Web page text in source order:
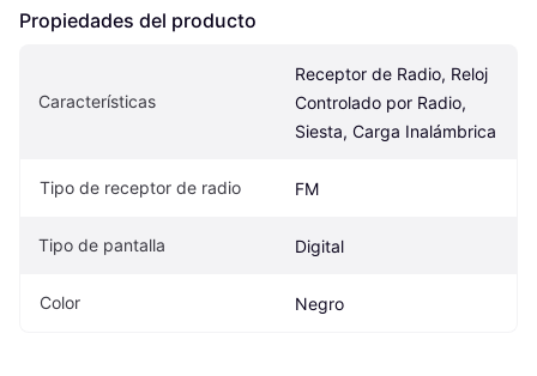
Propiedades del producto
Características
Receptor de Radio, Reloj
Controlado por Radio,
Siesta, Carga Inalámbrica
Tipo de receptor de radio FM
Tipo de pantalla Digital
Color Negro